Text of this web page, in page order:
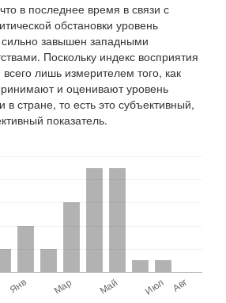
в последнее время в связи с
обстановки уровень
завышен западными
Поскольку индекс восприятия
лишь измерителем того, как
и оценивают уровень
в стране, то есть это субъективный,
показатель.